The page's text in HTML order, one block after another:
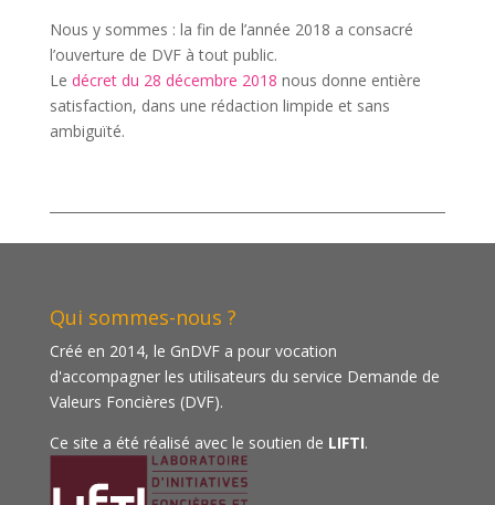
Nous y sommes : la fin de l’année 2018 a consacré
l’ouverture de DVF à tout public.
Le décret du 28 décembre 2018 nous donne entière
satisfaction, dans une rédaction limpide et sans
ambiguïté.
Qui sommes-nous ?
Créé en 2014, le GnDVF a pour vocation
d'accompagner les utilisateurs du service Demande de
Valeurs Foncières (DVF).
Ce site a été réalisé avec le soutien de LIFTI.